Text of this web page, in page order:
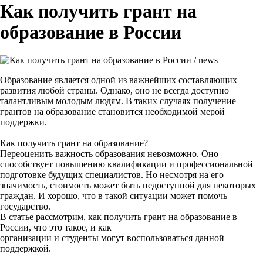
Как получить грант на
образование в России
Образование является одной из важнейших составляющих
развития любой страны. Однако, оно не всегда доступно
талантливым молодым людям. В таких случаях получение
грантов на образование становится необходимой мерой
поддержки.
Как получить грант на образование?
Переоценить важность образования невозможно. Оно
способствует повышению квалификации и профессиональной
подготовке будущих специалистов. Но несмотря на его
значимость, стоимость может быть недоступной для некоторых
граждан. И хорошо, что в такой ситуации может помочь
государство.
В статье рассмотрим, как получить грант на образование в
России, что это такое, и как
организации и студенты могут воспользоваться данной
поддержкой.